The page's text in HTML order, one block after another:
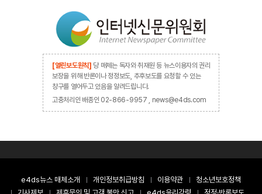
[열린보도원칙] 당 매체는 독자와 취재원 등 뉴스이용자의 권리
보장을 위해 반론이나 정정보도, 추후보도를 요청할 수 있는
창구를 열어두고 있음을 알려드립니다.
고충처리인 배종인 02-866-9957 , news@e4ds.com
e4ds뉴스 매체소개 개인정보취급방침 이용약관
청소년보호정책